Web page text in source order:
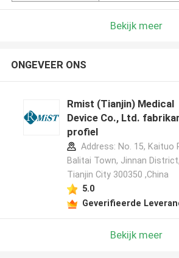
Bekijk meer
ONGEVEER ONS
Rmist (Tianjin) Medical
Device Co., Ltd.
profiel
Address: No. 15, Kaituo
Balitai Town, Jinnan District,
Tianjin City 300350 ,China
5.0
Geverifieerde
Bekijk meer